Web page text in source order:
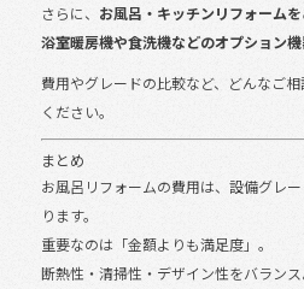
さらに、 お風呂・キッチンリフォームを
浴室暖房機や食洗機などのオプション機
費用やグレードの比較など、どんなご
ください。
まとめ
お風呂リフォームの費用は、設備グレ
ります。
重要なのは「金額よりも満足度」。
断熱性・清掃性・デザイン性をバランス